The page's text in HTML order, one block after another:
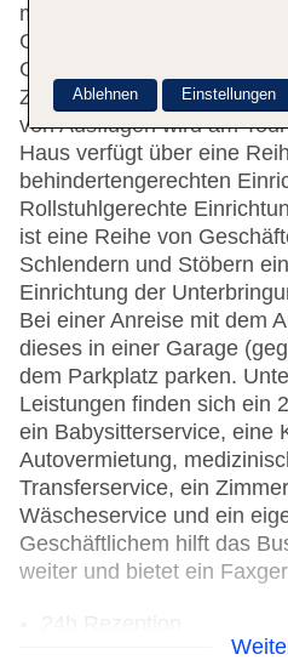
möglich. Die Einrichtung
Gepäckaufbewahrung,
Getränkeautomaten. Per
Zugang zum Internet.
von Ausflügen wird am
Haus verfügt über eine
behindertengerechten
Rollstuhlgerechte
ist eine Reihe von
Schlendern und Stöbern
Einrichtung der
Bei einer Anreise mit dem
dieses in einer Garage
dem Parkplatz parken.
Leistungen finden sich ein
ein Babysitterservice, eine
Autovermietung,
Transferservice, ein
Wäscheservice und ein
Geschäftlichem hilft das
weiter und bietet ein
Ablehnen Einstellungen